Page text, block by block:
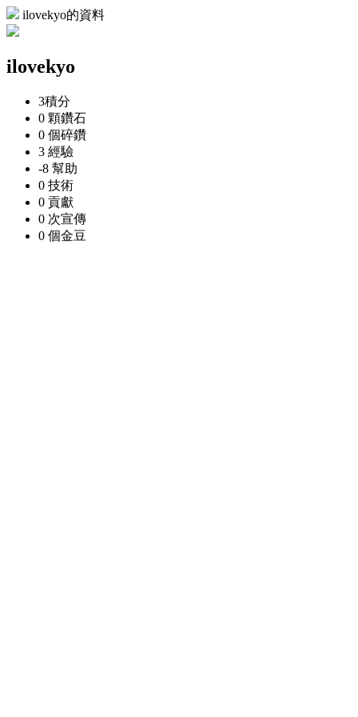
ilovekyo的資料
ilovekyo
3積分
0 顆鑽石
0 個碎鑽
3 經驗
-8 幫助
0 技術
0 貢獻
0 次宣傳
0 個金豆